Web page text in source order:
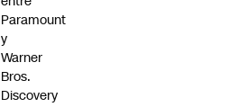
Paramount
y
Warner
Bros.
Discovery